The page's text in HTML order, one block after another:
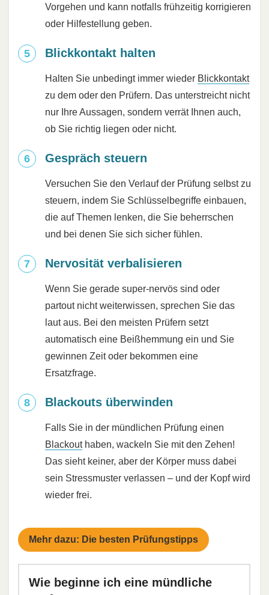
Vorgehen und kann notfalls frühzeitig korrigieren
oder Hilfestellung geben.
Blickkontakt halten
Halten Sie unbedingt immer wieder Blickkontakt
zu dem oder den Prüfern. Das unterstreicht nicht
nur Ihre Aussagen, sondern verrät Ihnen auch,
ob Sie richtig liegen oder nicht.
Gespräch steuern
Versuchen Sie den Verlauf der Prüfung selbst zu
steuern, indem Sie Schlüsselbegriffe einbauen,
die auf Themen lenken, die Sie beherrschen
und bei denen Sie sich sicher fühlen.
Nervosität verbalisieren
Wenn Sie gerade super-nervös sind oder
partout nicht weiterwissen, sprechen Sie das
laut aus. Bei den meisten Prüfern setzt
automatisch eine Beißhemmung ein und Sie
gewinnen Zeit oder bekommen eine
Ersatzfrage.
Blackouts überwinden
Falls Sie in der mündlichen Prüfung einen
Blackouthaben, wackeln Sie mit den Zehen!
Das sieht keiner, aber der Körper muss dabei
sein Stressmuster verlassen – und der Kopf wird
wieder frei.
Mehr dazu: Die besten Prüfungstipps
Wie beginne ich eine mündliche